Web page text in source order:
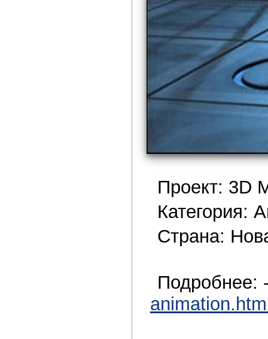
Проект: 3D
Категория:
Страна:
Подробнее: